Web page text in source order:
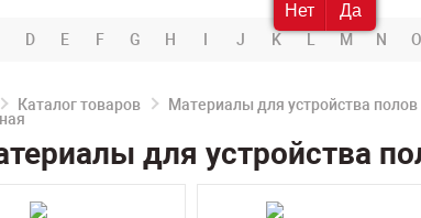
Нет Да
D E F G H I J K L M N O
Каталог товаров Материалы для устройства полов
для устройства